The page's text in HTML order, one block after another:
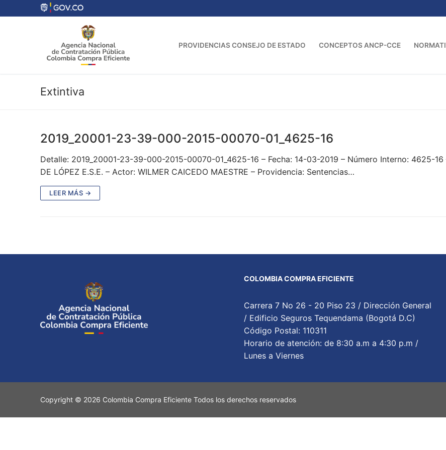
al
PROVIDENCIAS CONSEJO DE ESTADO CONCEPTOS ANCP-CCE
Extintiva
2019_20001-23-39-000-2015-00070-01_4625-16
Detalle: 2019_20001-23-39-000-2015-00070-01_4625-16 – Fecha: 14-03-2019 – Número Interno: 4625-16
DE LÓPEZ E.S.E. – Actor: WILMER CAICEDO MAESTRE – Providencia: Sentencias…
LEER MÁS →
COLOMBIA COMPRA EFICIENTE
Carrera 7 No 26 - 20 Piso 23 / Dirección General
/ Edificio Seguros Tequendama (Bogotá D.C)
Código Postal: 110311
Horario de atención: de 8:30 a.m a 4:30 p.m /
Lunes a Viernes
Copyright © 2026 Colombia Compra Eficiente Todos los derechos reservados